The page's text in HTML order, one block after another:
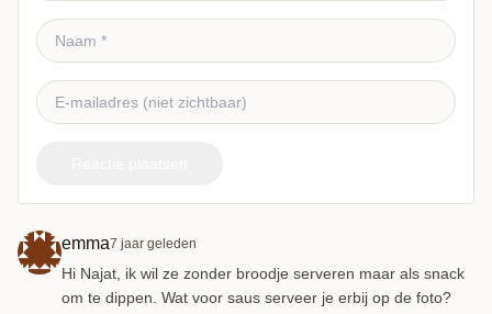
emma7 jaar geleden
Hi Najat, ik wil ze zonder broodje serveren maar als snack
om te dippen. Wat voor saus serveer je erbij op de foto?